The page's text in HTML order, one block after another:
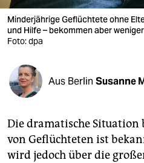
verlag
veranstaltungen
fragen & hilfe
abo
genossenschaft
Minderjährige Geflüchtete ohne
und Hilfe – bekommen aber weniger
Foto: dpa
Aus Berlin Susanne
Die dramatische
von Geflüchteten ist
wird jedoch über die